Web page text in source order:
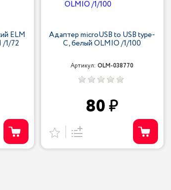
ELM
1/72
Адаптер microUSB to USB type-
C, белый OLMIO /1/100
Артикул:OLM-038770
80